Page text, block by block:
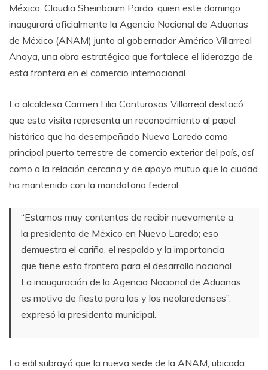
México, Claudia Sheinbaum Pardo, quien este domingo
inaugurará oficialmente la Agencia Nacional de Aduanas
de México (ANAM) junto al gobernador Américo Villarreal
Anaya, una obra estratégica que fortalece el liderazgo de
esta frontera en el comercio internacional.
La alcaldesa Carmen Lilia Canturosas Villarreal destacó
que esta visita representa un reconocimiento al papel
histórico que ha desempeñado Nuevo Laredo como
principal puerto terrestre de comercio exterior del país, así
como a la relación cercana y de apoyo mutuo que la ciudad
ha mantenido con la mandataria federal.
“Estamos muy contentos de recibir nuevamente a
la presidenta de México en Nuevo Laredo; eso
demuestra el cariño, el respaldo y la importancia
que tiene esta frontera para el desarrollo nacional.
La inauguración de la Agencia Nacional de Aduanas
es motivo de fiesta para las y los neolaredenses”,
expresó la presidenta municipal.
La edil subrayó que la nueva sede de la ANAM, ubicada